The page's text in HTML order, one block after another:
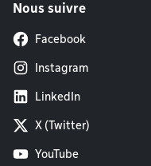
Nous suivre
Facebook
Instagram
LinkedIn
X (Twitter)
YouTube